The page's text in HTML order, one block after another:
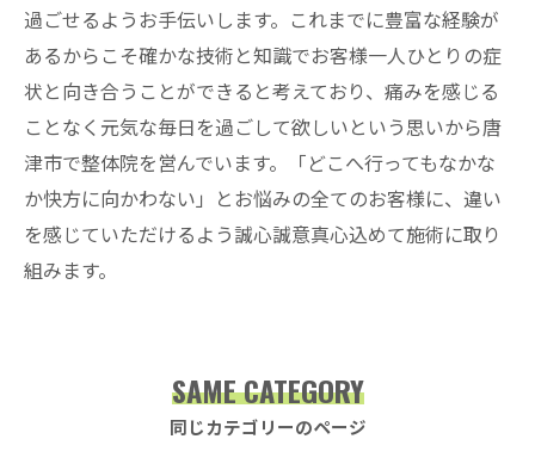
過ごせるようお手伝いします。これまでに豊富な経験が
あるからこそ確かな技術と知識でお客様一人ひとりの症
状と向き合うことができると考えており、痛みを感じる
ことなく元気な毎日を過ごして欲しいという思いから唐
津市で整体院を営んでいます。「どこへ行ってもなかな
か快方に向かわない」とお悩みの全てのお客様に、違い
を感じていただけるよう誠心誠意真心込めて施術に取り
組みます。
同じカテゴリーのページ
SAME CATEGORY